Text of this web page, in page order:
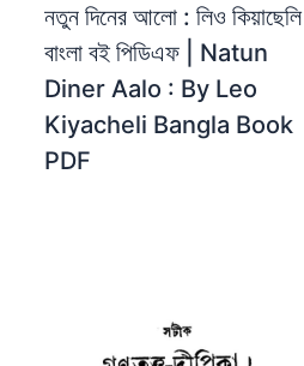
নতুন দিনের আলো : লিও কিয়াছেলি
বাংলা বই পিডিএফ | Natun
Diner Aalo : By Leo
Kiyacheli Bangla Book
PDF